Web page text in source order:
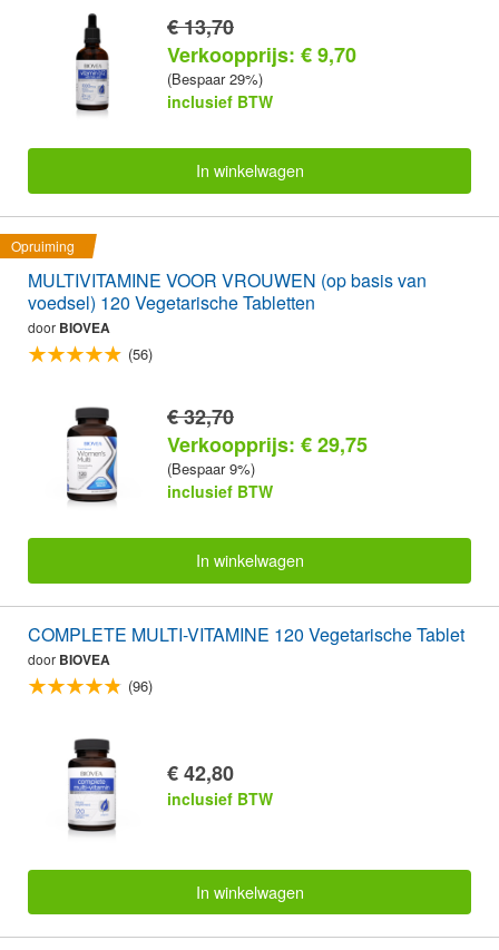
€ 13,70
Verkoopprijs: € 9,70
(Bespaar 29%)
inclusief BTW
In winkelwagen
Opruiming
MULTIVITAMINE VOOR VROUWEN (op basis van
voedsel) 120 Vegetarische Tabletten
door BIOVEA
(56)
€ 32,70
Verkoopprijs: € 29,75
(Bespaar 9%)
inclusief BTW
In winkelwagen
COMPLETE MULTI-VITAMINE 120 Vegetarische Tablet
door BIOVEA
(96)
€ 42,80
inclusief BTW
In winkelwagen